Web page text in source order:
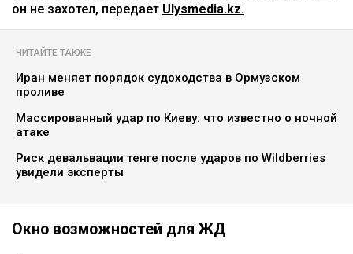
он не захотел, передает Ulysmedia.kz.
ЧИТАЙТЕ ТАКЖЕ
Иран меняет порядок судоходства в Ормузском
проливе
Массированный удар по Киеву: что известно о ночной
атаке
Риск девальвации тенге после ударов по Wildberries
увидели эксперты
Окно возможностей для ЖД